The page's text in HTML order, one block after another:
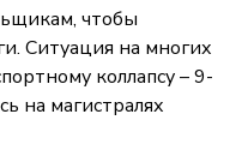
чтобы
Ситуация на многих
коллапсу – 9-
на магистралях